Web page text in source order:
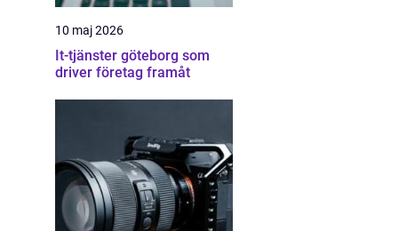
10 maj 2026
It-tjänster göteborg som
driver företag framåt